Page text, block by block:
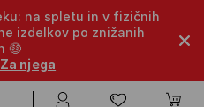
na spletu in v fizičnih
izdelkov po znižanih
🤑
Za njega